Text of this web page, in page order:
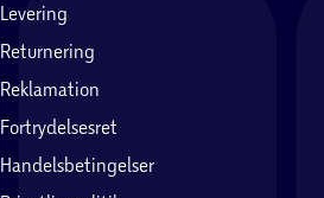
Levering
Returnering
Reklamation
Fortrydelsesret
Handelsbetingelser